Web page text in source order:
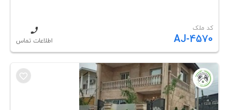
کد ملک
AJ-4570 اطلاعات تماس